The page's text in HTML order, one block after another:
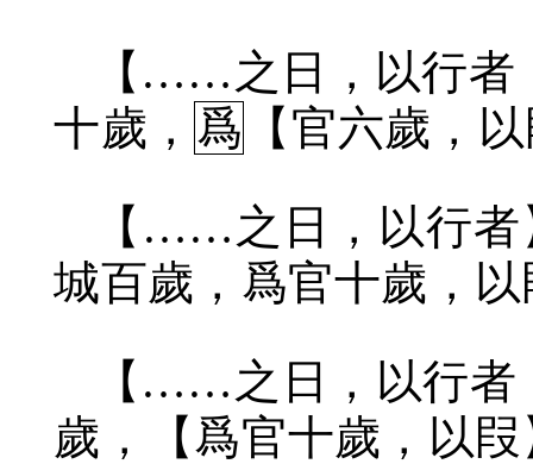
【……之日，以行者
十歲， 爲 【官六歲，
【……之日，以行者
城百歲，爲官十歲，以
【……之日，以行者
歲，【爲官十歲，以叚